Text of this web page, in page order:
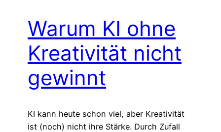
Warum KI ohne
Kreativität nicht
gewinnt
KI kann heute schon viel, aber Kreativität
ist (noch) nicht ihre Stärke. Durch Zufall